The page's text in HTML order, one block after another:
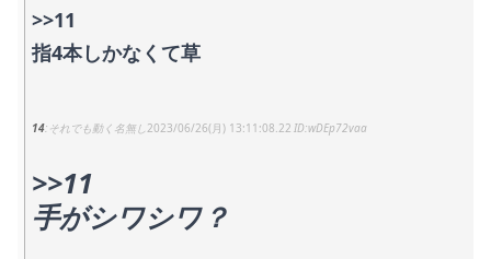
>>11
指4本しかなくて草
14 それでも動く名無し 2023/06/26(月) 13:11:08.22 wDEp72vaa
>>11
手がシワシワ？